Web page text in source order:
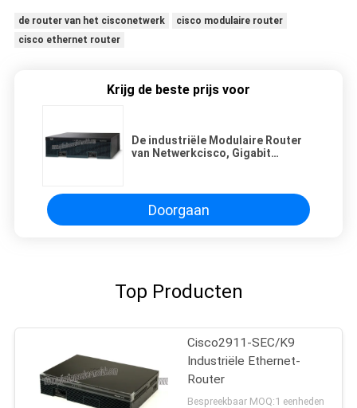
de router van het cisconetwerk
cisco modulaire router
cisco ethernet router
Krijg de beste prijs voor
De industriële Modulaire Router
van Netwerkcisco, Gigabit
Doorgaan
Top Producten
Cisco2911-SEC/K9
Industriële Ethernet-
Router
Bespreekbaar MOQ:1 eenheden